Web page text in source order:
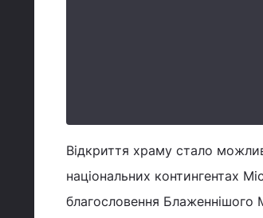
Відкриття храму стало
національних контингентах
благословення Блаженнішого